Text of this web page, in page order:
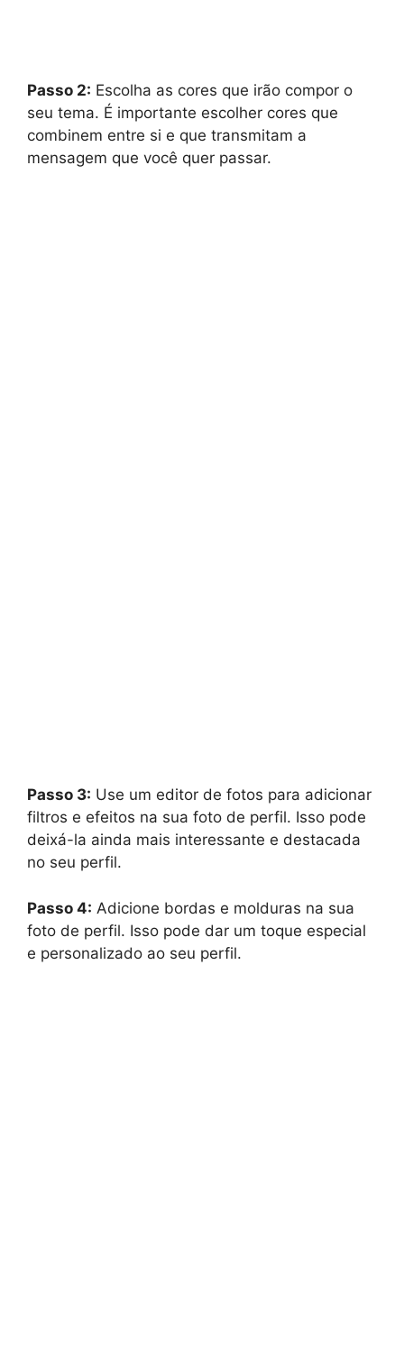
Passo 2: Escolha as cores que irão compor o
seu tema. É importante escolher cores que
combinem entre si e que transmitam a
mensagem que você quer passar.
Passo 3: Use um editor de fotos para adicionar
filtros e efeitos na sua foto de perfil. Isso pode
deixá-la ainda mais interessante e destacada
no seu perfil.
Passo 4: Adicione bordas e molduras na sua
foto de perfil. Isso pode dar um toque especial
e personalizado ao seu perfil.